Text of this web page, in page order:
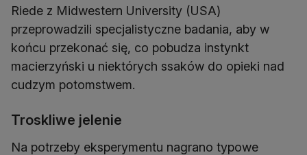
Riede z Midwestern University (USA)
przeprowadzili specjalistyczne badania, aby w
końcu przekonać się, co pobudza instynkt
macierzyński u niektórych ssaków do opieki nad
cudzym potomstwem.
Troskliwe jelenie
Na potrzeby eksperymentu nagrano typowe